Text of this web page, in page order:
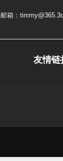
邮箱：
友情链